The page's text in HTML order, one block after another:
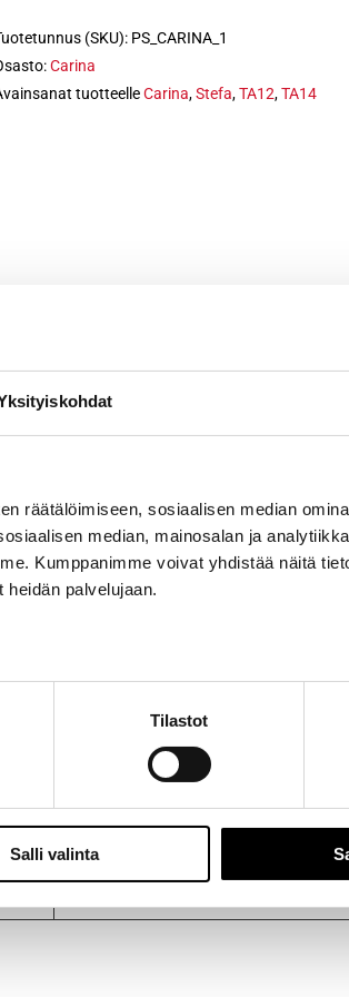
räätälöimiseen, sosiaalisen median
median, mainosalan ja
Kumppanimme voivat yhdistää näitä
palvelujaan.
Tilastot
Salli valinta
(SKU): PS_CARINA_1
Carina
tuotteelleCarina,Stefa,TA12,TA14
Carina TA12 ja TA14
Pin This Product